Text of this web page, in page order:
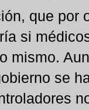
que por
si
mismo.
se